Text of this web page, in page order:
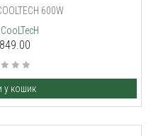
600W
CooLTecH
у кошик